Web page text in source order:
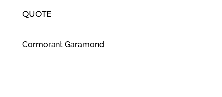
QUOTE
Cormorant Garamond